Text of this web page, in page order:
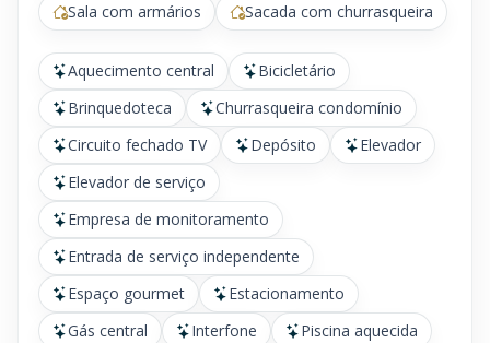
Sala com armários
Sacada com churrasqueira
Aquecimento central
Bicicletário
Brinquedoteca
Churrasqueira condomínio
Circuito fechado TV
Depósito
Elevador
Elevador de serviço
Empresa de monitoramento
Entrada de serviço independente
Espaço gourmet
Estacionamento
Gás central
Interfone Piscina aquecida